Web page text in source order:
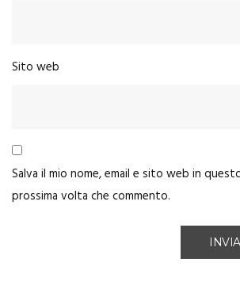
Sito web
Salva il mio nome, email e sito web in
prossima volta che commento.